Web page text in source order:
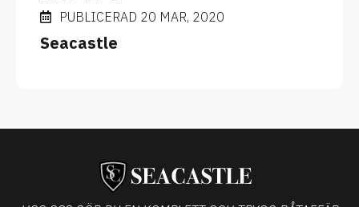
PUBLICERAD 20 MAR, 2020
Seacastle